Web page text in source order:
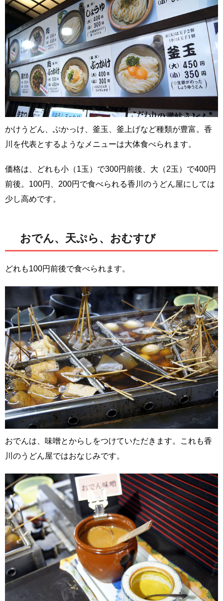
かけうどん、ぶかっけ、釜玉、釜上げなど種類が豊富。香
川を代表とするようなメニューは大体食べられます。
価格は、どれも小（1玉）で300円前後、大（2玉）で400円
前後。100円、200円で食べられる香川のうどん屋にしては
少し高めです。
おでん、天ぷら、おむすび
どれも100円前後で食べられます。
おでんは、味噌とからしをつけていただきます。これも香
川のうどん屋ではおなじみです。